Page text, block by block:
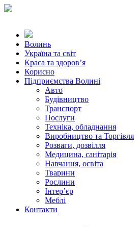
Волинь
Україна та світ
Краса та здоров’я
Корисно
Підприємства Волині
Авто
Будівництво
Транспорт
Послуги
Техніка, обладнання
Виробництво та Торгівля
Розваги, дозвілля
Медицина, санітарія
Навчання, освіта
Тварини
Рослини
Інтер’єр
Меблі
Контакти